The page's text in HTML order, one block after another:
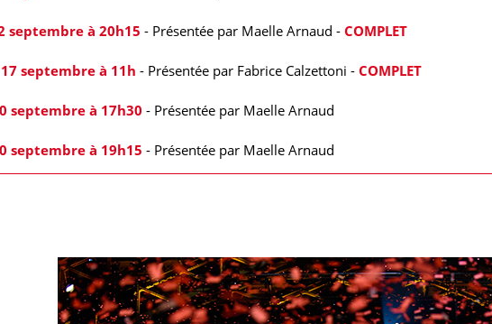
septembre à 20h15 - Présentée par Maelle Arnaud - COMPLET
septembre à 11h - Présentée par Fabrice Calzettoni - COMPLET
septembre à 17h30 - Présentée par Maelle Arnaud
septembre à 19h15 - Présentée par Maelle Arnaud